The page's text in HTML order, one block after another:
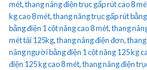
mét,thang nâng điện trục gấp rút cao 8
kg cao 8 mét,thang nâng trục gấp rút
bằng điện 1 cột nâng cao 8 mét,thang
mét tải 125kg,thang nâng điện đơn,
nâng người bằng điện 1 cột nâng 125 kg
điện 125 kg cao 8 mét,thang nâng điện